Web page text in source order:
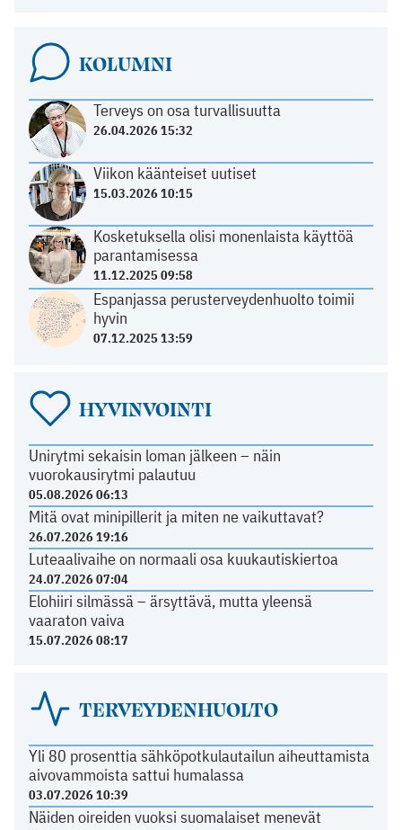
KOLUMNI
Terveys on osa turvallisuutta
26.04.2026 15:32
Viikon käänteiset uutiset
15.03.2026 10:15
Kosketuksella olisi monenlaista käyttöä
parantamisessa
11.12.2025 09:58
Espanjassa perusterveydenhuolto toimii
hyvin
07.12.2025 13:59
HYVINVOINTI
Unirytmi sekaisin loman jälkeen – näin
vuorokausirytmi palautuu
05.08.2026 06:13
Mitä ovat minipillerit ja miten ne vaikuttavat?
26.07.2026 19:16
Luteaalivaihe on normaali osa kuukautiskiertoa
24.07.2026 07:04
Elohiiri silmässä – ärsyttävä, mutta yleensä
vaaraton vaiva
15.07.2026 08:17
TERVEYDENHUOLTO
Yli 80 prosenttia sähköpotkulautailun aiheuttamista
aivovammoista sattui humalassa
03.07.2026 10:39
Näiden oireiden vuoksi suomalaiset menevät